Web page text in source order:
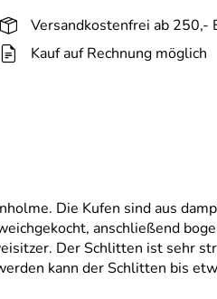
Versandkostenfrei ab 250,-
Kauf auf Rechnung möglich
Die Kufen sind aus
anschließend
Der Schlitten ist sehr
kann der Schlitten bis